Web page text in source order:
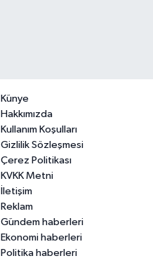
Künye
Hakkımızda
Kullanım Koşulları
Gizlilik Sözleşmesi
Çerez Politikası
KVKK Metni
İletişim
Reklam
Gündem haberleri
Ekonomi haberleri
Politika haberleri